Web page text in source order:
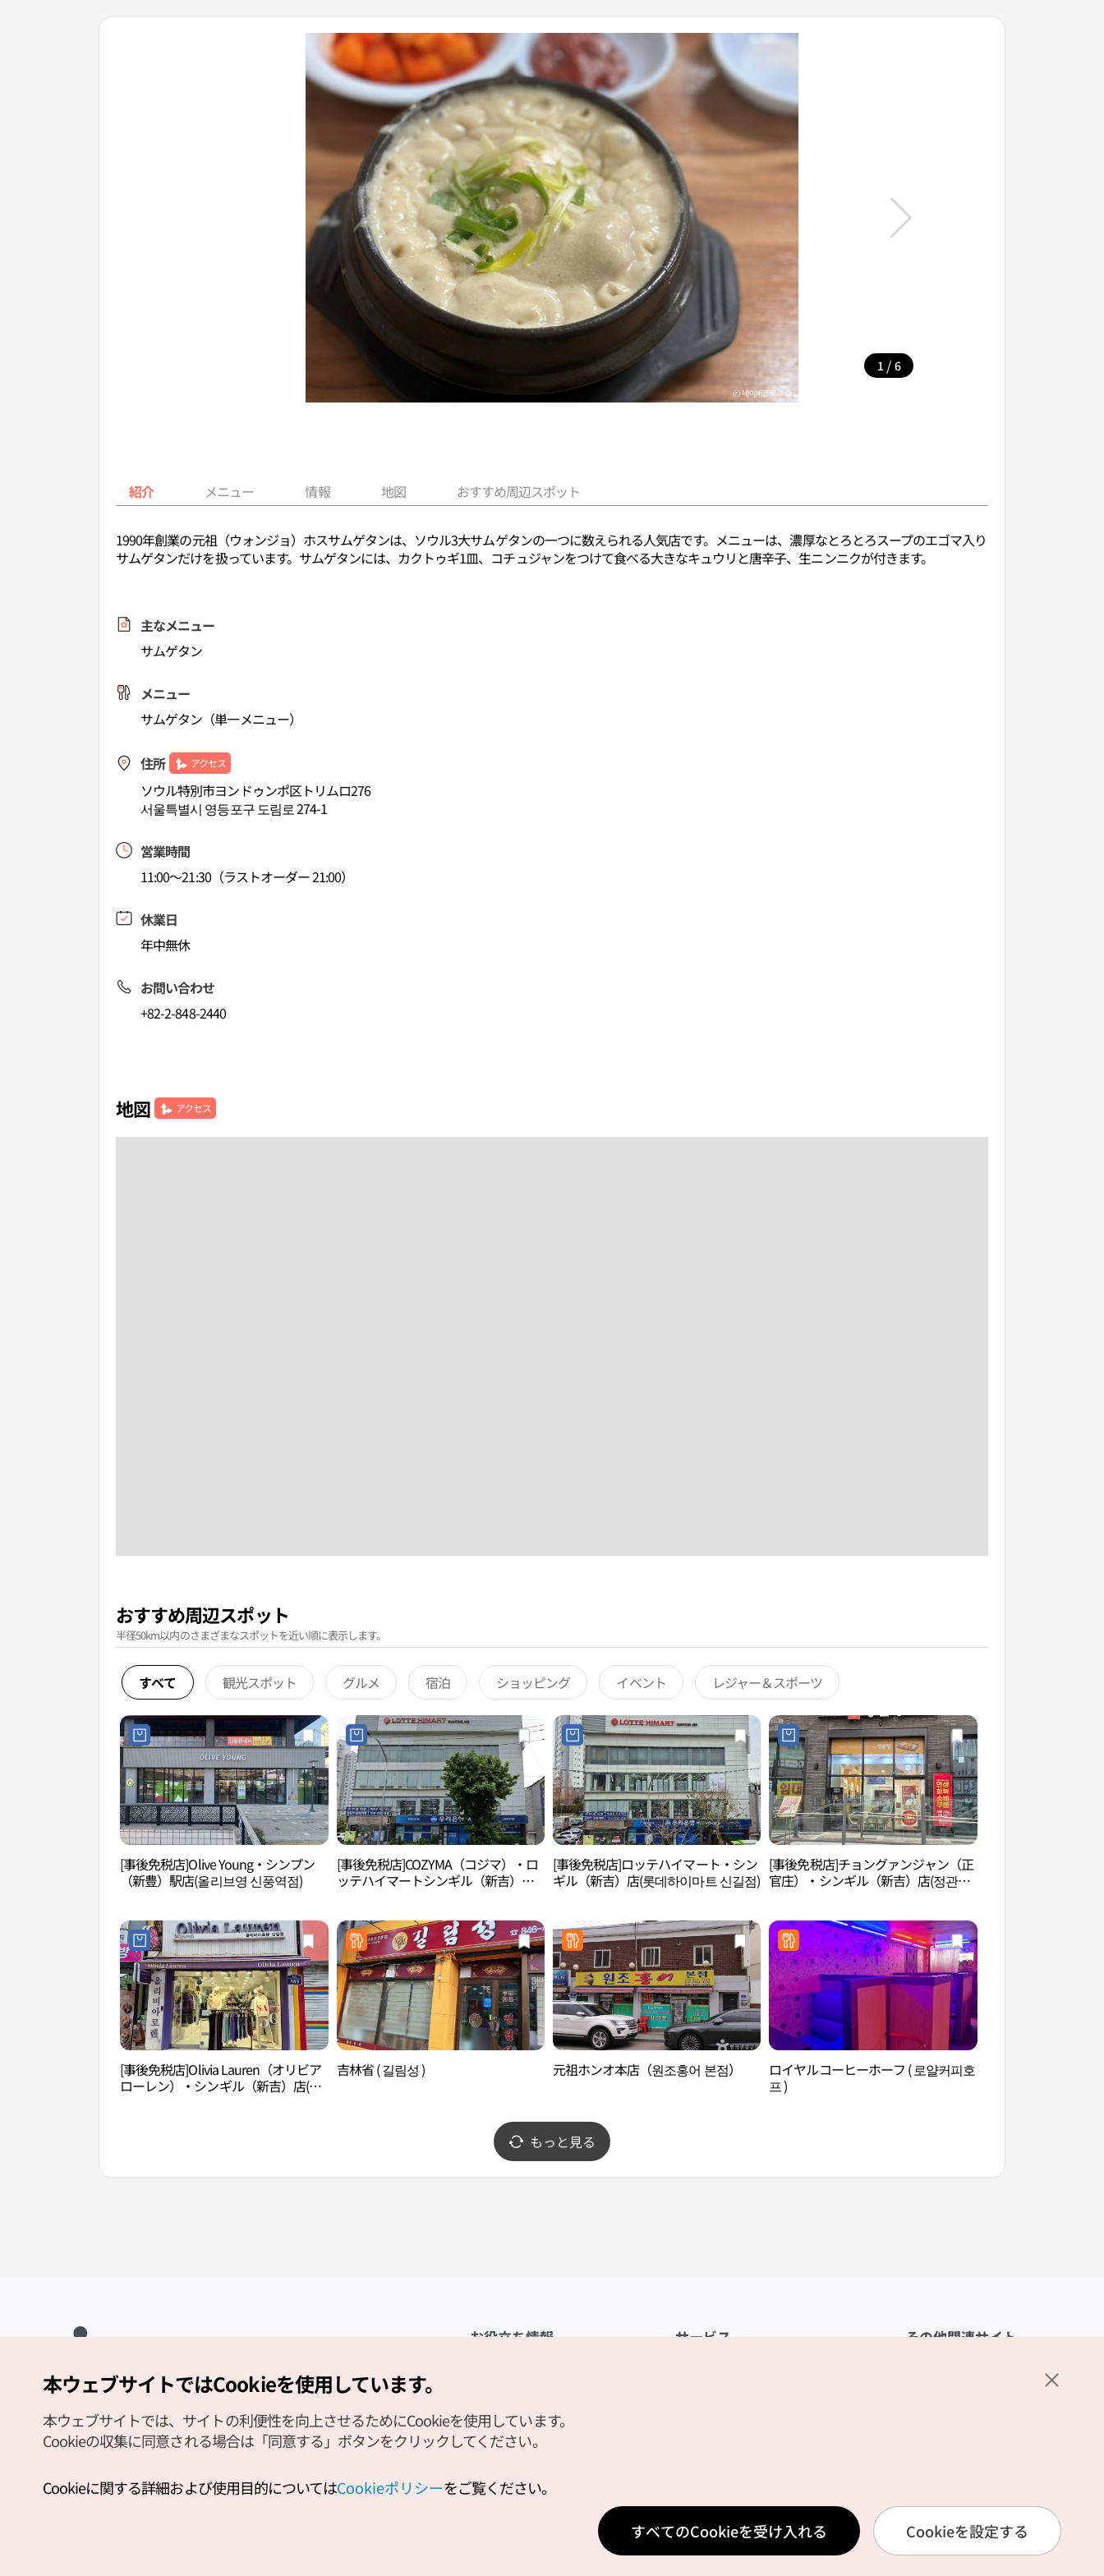
1 / 6
紹介 メニュー 情報 地図 おすすめ周辺スポット
1990年創業の元祖（ウォンジョ）ホスサムゲタンは、ソウル3大サムゲタンの一つに数えられる人気店です。メニューは、濃厚なとろとろスープのエゴマ入り
サムゲタンだけを扱っています。サムゲタンには、カクトゥギ1皿、コチュジャンをつけて食べる大きなキュウリと唐辛子、生ニンニクが付きます。
主なメニュー
サムゲタン
メニュー
サムゲタン（単一メニュー）
住所 アクセス
ソウル特別市ヨンドゥンポ区トリムロ276
서울특별시 영등포구 도림로 274-1
営業時間
11:00～21:30（ラストオーダー 21:00）
休業日
年中無休
お問い合わせ
+82-2-848-2440
地図 アクセス
おすすめ周辺スポット
半径50km以内のさまざまなスポットを近い順に表示します。
すべて 観光スポット グルメ 宿泊 ショッピング イベント レジャー＆スポーツ
[事後免税店]Olive Young・シンプン
（新豊）駅店(올리브영 신풍역점)
[事後免税店]COZYMA（コジマ）・ロ
ッテハイマートシンギル（新吉）店
[事後免税店]ロッテハイマート・シン
ギル（新吉）店(롯데하이마트 신길점)
[事後免税店]チョングァンジャン（正
官庄）・シンギル（新吉）店(정관장
[事後免税店]Olivia Lauren（オリビア
ローレン）・シンギル（新吉）店(올
吉林省 ( 길림성 ) 元祖ホンオ本店（원조홍어 본점）
ロイヤルコーヒーホーフ ( 로얄커피호
프 )
もっと見る
お役立ち情報
観光資料ダウンロード
デジタルブック／電子書籍
Odii
サービス
位置情報サービス利用規約
個人位置情報取扱いポリシー
その他関連サイト
Copyright (c) Korea Tourism Organization All Rights Reserved.
サイトエラー報告
公式メール
本ウェブサイトではCookieを使用しています。
本ウェブサイトでは、サイトの利便性を向上させるためにCookieを使用しています。
Cookieの収集に同意される場合は「同意する」ボタンをクリックしてください。
Cookieに関する詳細および使用目的についてはCookieポリシーをご覧ください。
すべてのCookieを受け入れる Cookieを設定する